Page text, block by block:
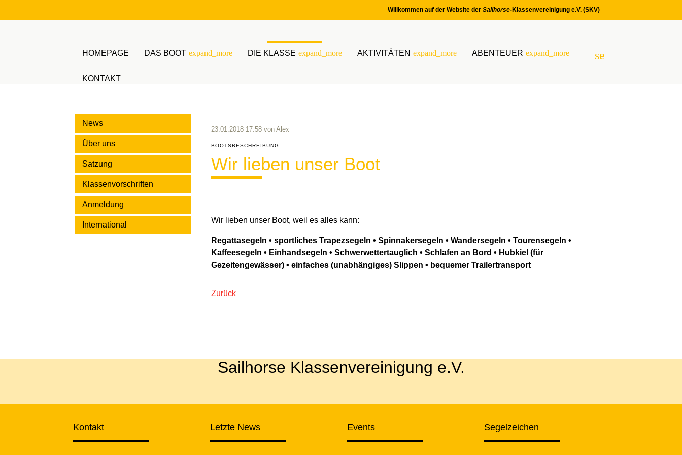
Willkommen auf der Website der Sailhorse-Klassenvereinigung e.V. (SKV)
HOMEPAGE DAS BOOT expand_more DIE KLASSE expand_more AKTIVITÄTEN expand_more ABENTEUER expand_more
KONTAKT
search
Suchbegriffe
23.01.2018 17:58von Alex
BOOTSBESCHREIBUNG
Wir lieben unser Boot
Wir lieben unser Boot, weil es alles kann:
Regattasegeln • sportliches Trapezsegeln • Spinnakersegeln • Wandersegeln • Tourensegeln •
Kaffeesegeln • Einhandsegeln • Schwerwettertauglich • Schlafen an Bord • Hubkiel (für
Gezeitengewässer) • einfaches (unabhängiges) Slippen • bequemer Trailertransport
Zurück
News
Über uns
Satzung
Klassenvorschriften
Anmeldung
International
Sailhorse Klassenvereinigung e.V.
Kontakt Letzte News Events Segelzeichen